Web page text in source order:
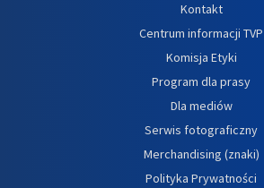
Kontakt
Centrum informacji TVP
Komisja Etyki
Program dla prasy
Dla mediów
Serwis fotograficzny
Merchandising (znaki)
Polityka Prywatności